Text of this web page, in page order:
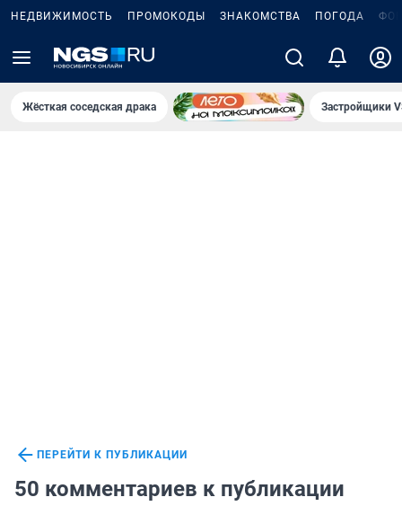
НЕДВИЖИМОСТЬ ПРОМОКОДЫ ЗНАКОМСТВА ПОГОДА
Жёсткая соседская драка Застройщики
ПЕРЕЙТИ К ПУБЛИКАЦИИ
50 комментариев к публикации